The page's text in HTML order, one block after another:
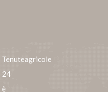
Tenuteagricole
24
è